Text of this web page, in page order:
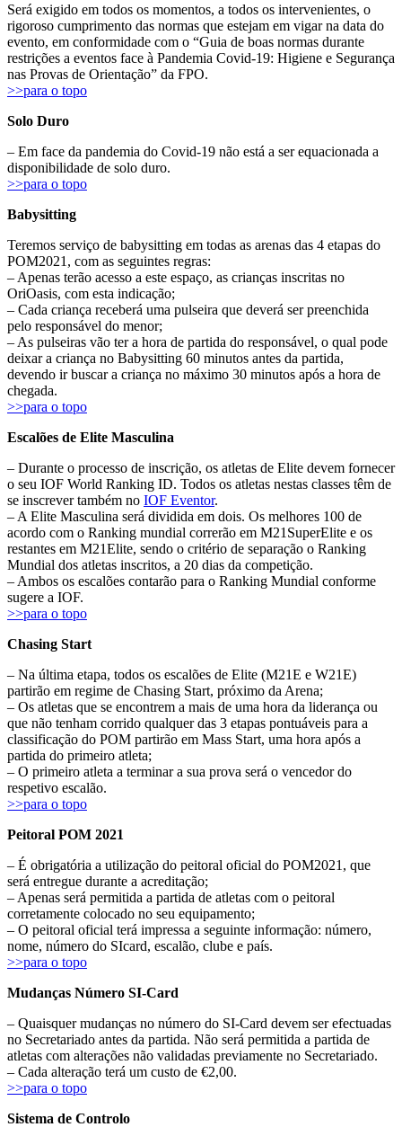
Será exigido em todos os momentos, a todos os intervenientes, o
rigoroso cumprimento das normas que estejam em vigar na data do
evento, em conformidade com o “Guia de boas normas durante
restrições a eventos face à Pandemia Covid-19: Higiene e Segurança
nas Provas de Orientação” da FPO.
>>para o topo
Solo Duro
– Em face da pandemia do Covid-19 não está a ser equacionada a
disponibilidade de solo duro.
>>para o topo
Babysitting
Teremos serviço de babysitting em todas as arenas das 4 etapas do
POM2021, com as seguintes regras:
– Apenas terão acesso a este espaço, as crianças inscritas no
OriOasis, com esta indicação;
– Cada criança receberá uma pulseira que deverá ser preenchida
pelo responsável do menor;
– As pulseiras vão ter a hora de partida do responsável, o qual pode
deixar a criança no Babysitting 60 minutos antes da partida,
devendo ir buscar a criança no máximo 30 minutos após a hora de
chegada.
>>para o topo
Escalões de Elite Masculina
– Durante o processo de inscrição, os atletas de Elite devem fornecer
o seu IOF World Ranking ID. Todos os atletas nestas classes têm de
se inscrever também no IOF Eventor.
– A Elite Masculina será dividida em dois. Os melhores 100 de
acordo com o Ranking mundial correrão em M21SuperElite e os
restantes em M21Elite, sendo o critério de separação o Ranking
Mundial dos atletas inscritos, a 20 dias da competição.
– Ambos os escalões contarão para o Ranking Mundial conforme
sugere a IOF.
>>para o topo
Chasing Start
– Na última etapa, todos os escalões de Elite (M21E e W21E)
partirão em regime de Chasing Start, próximo da Arena;
– Os atletas que se encontrem a mais de uma hora da liderança ou
que não tenham corrido qualquer das 3 etapas pontuáveis para a
classificação do POM partirão em Mass Start, uma hora após a
partida do primeiro atleta;
– O primeiro atleta a terminar a sua prova será o vencedor do
respetivo escalão.
>>para o topo
Peitoral POM 2021
– É obrigatória a utilização do peitoral oficial do POM2021, que
será entregue durante a acreditação;
– Apenas será permitida a partida de atletas com o peitoral
corretamente colocado no seu equipamento;
– O peitoral oficial terá impressa a seguinte informação: número,
nome, número do SIcard, escalão, clube e país.
>>para o topo
Mudanças Número SI-Card
– Quaisquer mudanças no número do SI-Card devem ser efectuadas
no Secretariado antes da partida. Não será permitida a partida de
atletas com alterações não validadas previamente no Secretariado.
– Cada alteração terá um custo de €2,00.
>>para o topo
Sistema de Controlo